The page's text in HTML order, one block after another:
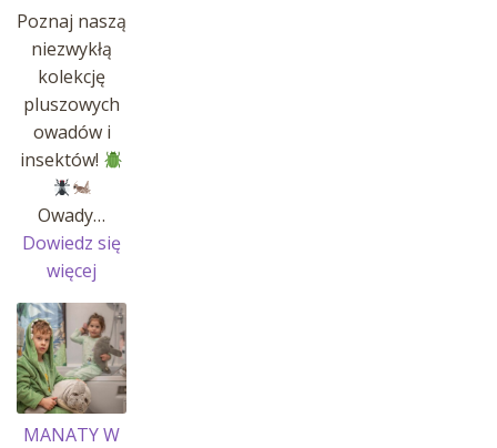
Poznaj naszą
niezwykłą
kolekcję
pluszowych
owadów i
insektów!
Owady…
Dowiedz się
więcej
OWADY
I
INSEKTY
MANATY W